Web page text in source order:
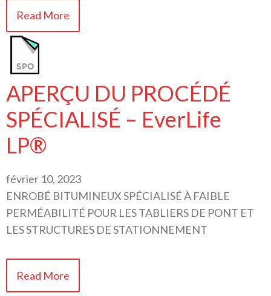
Read More
APERÇU DU PROCÉDÉ
SPÉCIALISÉ – EverLife
LP®
février 10, 2023
ENROBÉ BITUMINEUX SPÉCIALISÉ À FAIBLE
PERMÉABILITÉ POUR LES TABLIERS DE PONT ET
LES STRUCTURES DE STATIONNEMENT
Read More